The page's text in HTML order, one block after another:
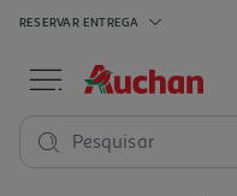
RESERVAR ENTREGA
Pesquisar